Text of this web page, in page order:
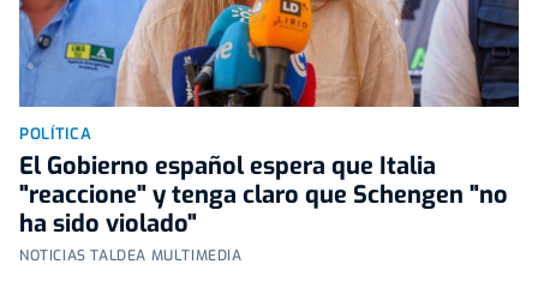
POLÍTICA
El Gobierno español espera que Italia
"reaccione" y tenga claro que Schengen "no
ha sido violado"
NOTICIAS TALDEA MULTIMEDIA